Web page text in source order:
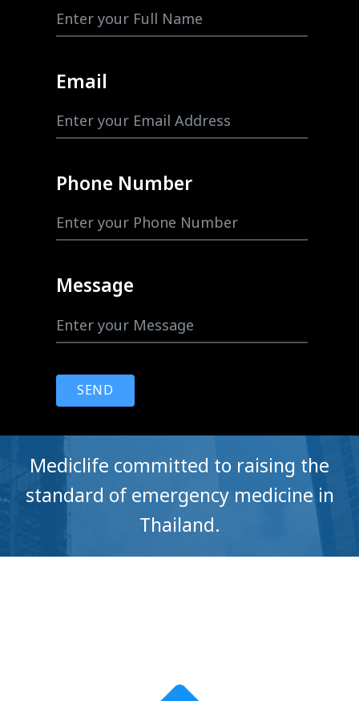
Email
Phone Number
Message
SEND
Mediclife committed to raising the
standard of emergency medicine in
Thailand.